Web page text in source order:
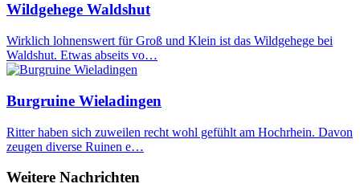
Wildgehege Waldshut
Wirklich lohnenswert für Groß und Klein ist das Wildgehege bei
Waldshut. Etwas abseits vo…
Burgruine Wieladingen
Ritter haben sich zuweilen recht wohl gefühlt am Hochrhein. Davon
zeugen diverse Ruinen e…
Weitere Nachrichten